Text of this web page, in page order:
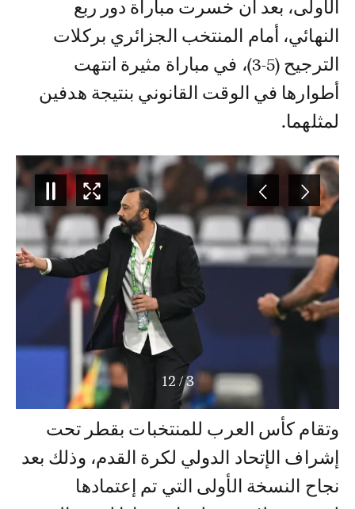
النهائي، أمام المنتخب الجزائري بركلات
الترجيح (5-3)، في مباراة مثيرة انتهت
أطوارها في الوقت القانوني بنتيجة هدفين
لمثلهما.
4
12
وتقام كأس العرب للمنتخبات بقطر تحت
إشراف الإتحاد الدولي لكرة القدم، وذلك بعد
نجاح النسخة الأولى التي تم إعتمادها
لتجريب ملاعب قطر. إستعدادا لمونديال